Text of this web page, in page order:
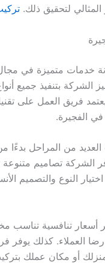
المثالي لتحقيق ذلك.
خدمات متميزة في مجال
الشركة بتنفيذ جميع
فريق العمل على
الفجيرة.
من المراحل بدءًا
الشركة تصاميم
اختيار النوع
أسعار تنافسية تناسب
العملاء. كذلك يوفر
أو مكان عملك بتركيب